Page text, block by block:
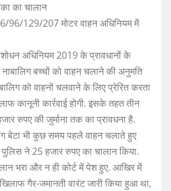
का चालान
96/129/207 मोटर वाहन अधिनियम में
अधिनियम 2019 के प्रावधानों के
बच्चों को वाहन चलाने की अनुमति
को वाहनों चलवाने के लिए प्रेरित करता
कानूनी कार्रवाई होगी. इसके तहत तीन
रुपए की जुर्माना तक का प्रावधना है.
बेटा भी कुछ समय पहले वाहन चलाते हुए
ने 25 हजार रुपए का चालान किया.
भरा और न ही कोर्ट में पेश हुए. आखिर में
गैर-जमानती वारंट जारी किया हुआ था,